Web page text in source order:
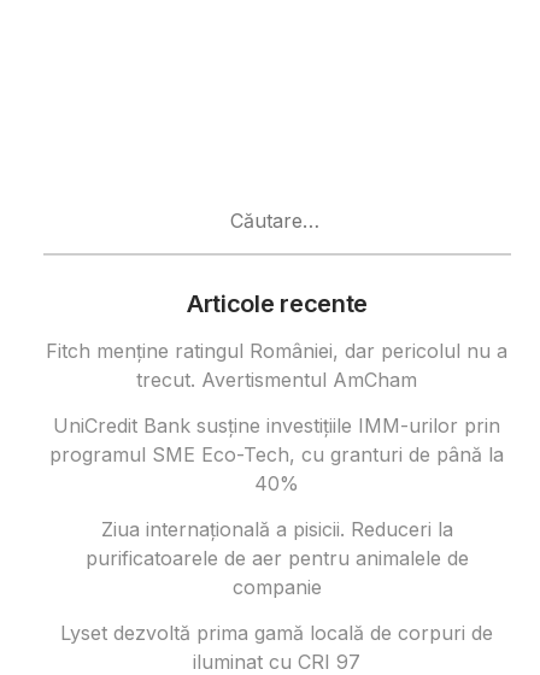
Articole recente
Fitch menține ratingul României, dar pericolul nu a
trecut. Avertismentul AmCham
UniCredit Bank susține investițiile IMM-urilor prin
programul SME Eco-Tech, cu granturi de până la
40%
Ziua internațională a pisicii. Reduceri la
purificatoarele de aer pentru animalele de
companie
Lyset dezvoltă prima gamă locală de corpuri de
iluminat cu CRI 97